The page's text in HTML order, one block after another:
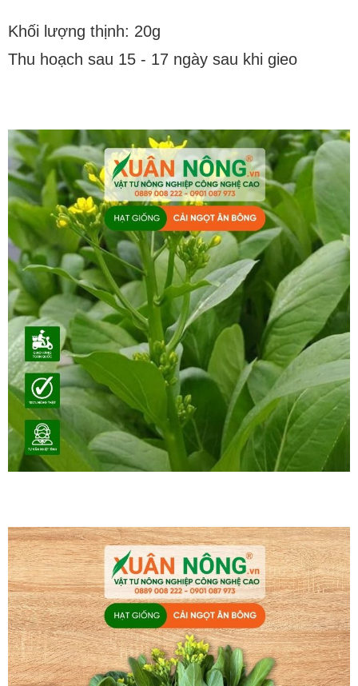
Khối lượng thịnh: 20g
Thu hoạch sau 15 - 17 ngày sau khi gieo